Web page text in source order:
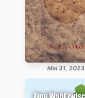
Mai 31, 2023